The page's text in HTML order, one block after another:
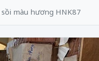
màu hương HNK87